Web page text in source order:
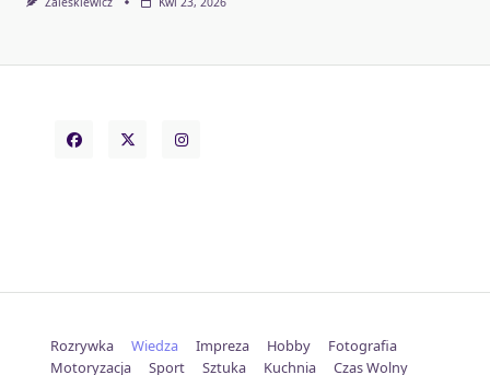
Rozrywka Wiedza Impreza Hobby
Fotografia
Motoryzacja
Sport Sztuka Kuchnia Czas Wolny